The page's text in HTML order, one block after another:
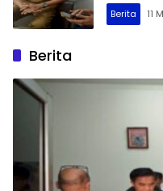
Berita 11
Berita